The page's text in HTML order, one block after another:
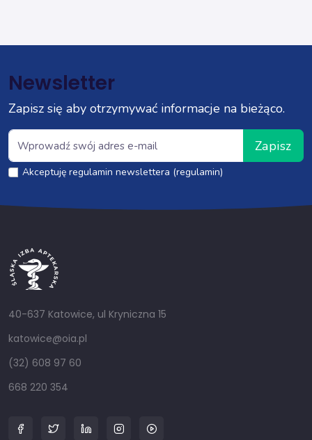
Newsletter
Zapisz się aby otrzymywać informacje na bieżąco.
Zapisz
Akceptuję regulamin newslettera (regulamin)
40-637 Katowice, ul Kryniczna 15
katowice@oia.pl
(32) 608 97 60
668 220 354